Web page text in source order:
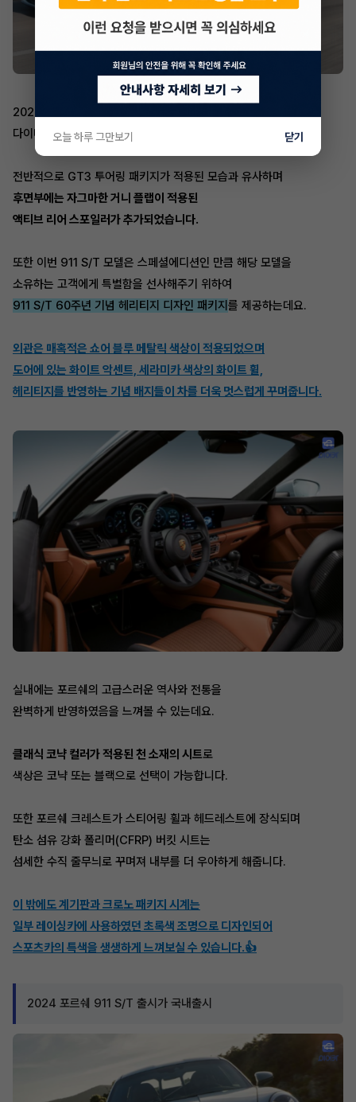
2024 포르쉐 911 S/T는 레이싱 헤리티지를 살린 에어로
다이내믹한 디자인을 강조하는데요.
전반적으로 GT3 투어링 패키지가 적용된 모습과 유사하며
후면부에는 자그마한 거니 플랩이 적용된
액티브 리어 스포일러가 추가되었습니다.
또한 이번 911 S/T 모델은 스페셜에디션인 만큼 해당 모델을
소유하는 고객에게 특별함을 선사해주기 위하여
911 S/T 60주년 기념 헤리티지 디자인 패키지 를 제공하는데요.
외관은 매혹적은 쇼어 블루 메탈릭 색상이 적용되었으며
도어에 있는 화이트 악센트, 세라미카 색상의 화이트 휠,
헤리티지를 반영하는 기념 배지들이 차를 더욱 멋스럽게 꾸며줍니다.
실내에는 포르쉐의 고급스러운 역사와 전통을
완벽하게 반영하였음을 느껴볼 수 있는데요.
클래식 코냑 컬러가 적용된 천 소재의 시트로
색상은 코냑 또는 블랙으로 선택이 가능합니다.
또한 포르쉐 크레스트가 스티어링 휠과 헤드레스트에 장식되며
탄소 섬유 강화 폴리머(CFRP) 버킷 시트는
섬세한 수직 줄무늬로 꾸며져 내부를 더 우아하게 해줍니다.
이 밖에도 계기판과 크로노 패키지 시계는
일부 레이싱카에 사용하였던 초록색 조명으로 디자인되어
스포츠카의 특색을 생생하게 느껴보실 수 있습니다.👍
2024 포르쉐 911 S/T 출시가 국내출시
오늘 하루 그만보기 닫기